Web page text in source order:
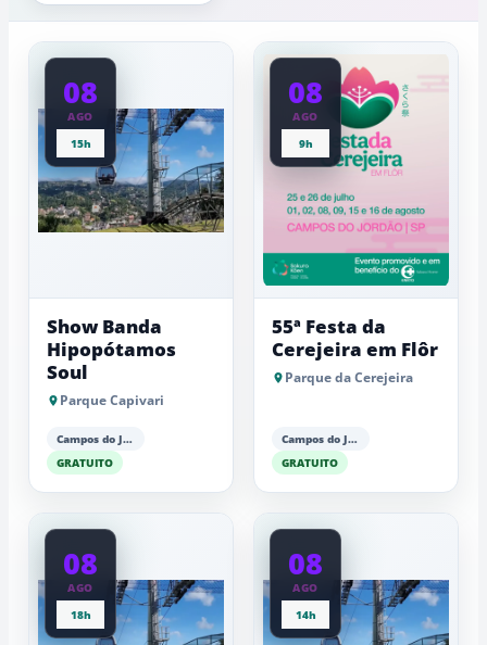
feira
a
08
AGO
15h
Show Banda
Hipopótamos
Soul
Parque Capivari
Campos do Jordão
GRATUITO
08
AGO
9h
55ª Festa da
Cerejeira em Flôr
Parque da Cerejeira
Campos do Jordão
GRATUITO
08
AGO
18h
08
AGO
14h